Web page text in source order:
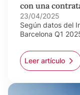
con una
23/04/2025
Según datos del
Barcelona Q1
Leer artículo